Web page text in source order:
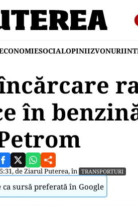
SOCIALOPINIIZVONURI
în
deZiarul Puterea, în TRANSPORTURI
ca sursă preferată în Google